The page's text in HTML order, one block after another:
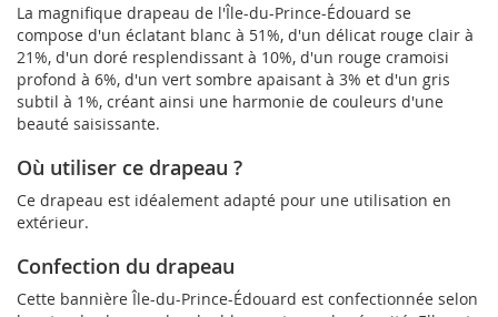
La magnifique drapeau de l'Île-du-Prince-Édouard se
compose d'un éclatant blanc à 51%, d'un délicat rouge clair à
21%, d'un doré resplendissant à 10%, d'un rouge cramoisi
profond à 6%, d'un vert sombre apaisant à 3% et d'un gris
subtil à 1%, créant ainsi une harmonie de couleurs d'une
beauté saisissante.
Où utiliser ce drapeau ?
Ce drapeau est idéalement adapté pour une utilisation en
extérieur.
Confection du drapeau
Cette bannière Île-du-Prince-Édouard est confectionnée selon